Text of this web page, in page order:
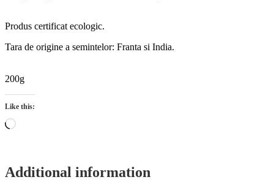
Produs certificat ecologic.
Tara de origine a semintelor: Franta si India.
200g
Like this:
Loading…
Additional information